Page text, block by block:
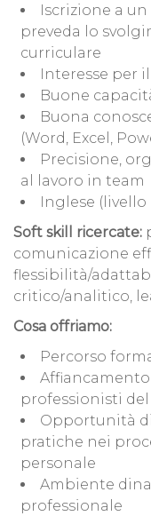
Iscrizione a
preveda lo
curriculare
Interesse per
Buone
Buona
(Word, Excel,
Precisione,
al lavoro in team
Inglese
Soft skill ricercate:
comunicazione
flessibilità/
critico/analitico,
Cosa offriamo:
Percorso
professionisti
Opportunità
pratiche nei
personale
Ambiente
professionale